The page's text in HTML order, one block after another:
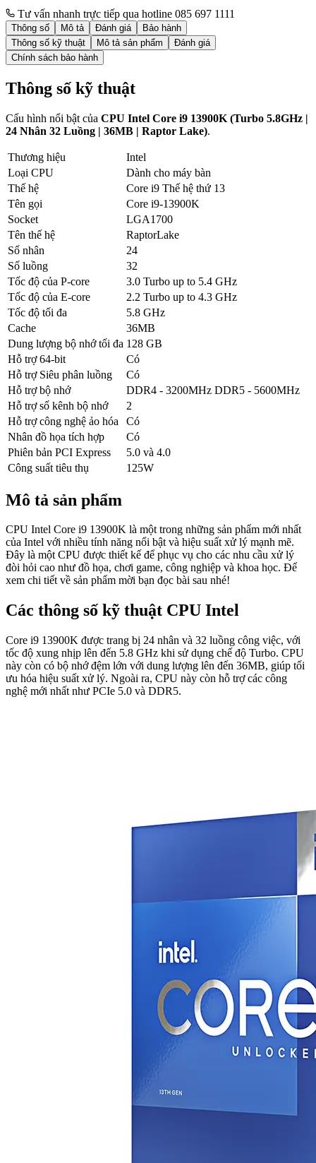
Tư vấn nhanh trực tiếp qua hotline 085 697 1111
Thông số Mô tả Đánh giá
Bảo hành
Thông số kỹ thuật
Mô tả sản phẩm
Đánh giá
Chính sách bảo hành
Thông số kỹ thuật
Cấu hình nổi bật của CPU Intel Core i9 13900K (Turbo 5.8GHz |
24 Nhân 32 Luồng | 36MB | Raptor Lake).
Thương hiệu
Intel
Loại CPU
Dành cho máy bàn
Thế hệ
Core i9 Thế hệ thứ 13
Tên gọi
Core i9-13900K
Socket
LGA1700
Tên thế hệ
RaptorLake
Số nhân
24
Số luồng
32
Tốc độ của P-core
3.0 Turbo up to 5.4 GHz
Tốc độ của E-core
2.2 Turbo up to 4.3 GHz
Tốc độ tối đa
5.8 GHz
Cache
36MB
Dung lượng bộ nhớ tối đa 128 GB
Hỗ trợ 64-bit
Có
Hỗ trợ Siêu phân luồng
Có
Hỗ trợ bộ nhớ
DDR4 - 3200MHz DDR5 - 5600MHz
Hỗ trợ số kênh bộ nhớ
2
Hỗ trợ công nghệ ảo hóa
Có
Nhân đồ họa tích hợp
Có
Phiên bản PCI Express
5.0 và 4.0
Công suất tiêu thụ
125W
Mô tả sản phẩm
CPU Intel Core i9 13900K là một trong những sản phẩm mới nhất
của Intel với nhiều tính năng nổi bật và hiệu suất xử lý mạnh mẽ.
Đây là một CPU được thiết kế để phục vụ cho các nhu cầu xử lý
đòi hỏi cao như đồ họa, chơi game, công nghiệp và khoa học. Để
xem chi tiết về sản phẩm mời bạn đọc bài sau nhé!
Các thông số kỹ thuật CPU Intel
Core i9 13900K được trang bị 24 nhân và 32 luồng công việc, với
tốc độ xung nhịp lên đến 5.8 GHz khi sử dụng chế độ Turbo. CPU
này còn có bộ nhớ đệm lớn với dung lượng lên đến 36MB, giúp tối
ưu hóa hiệu suất xử lý. Ngoài ra, CPU này còn hỗ trợ các công
nghệ mới nhất như PCIe 5.0 và DDR5.